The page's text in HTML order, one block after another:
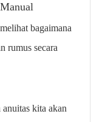
bagaimana
rumus secara
kita akan